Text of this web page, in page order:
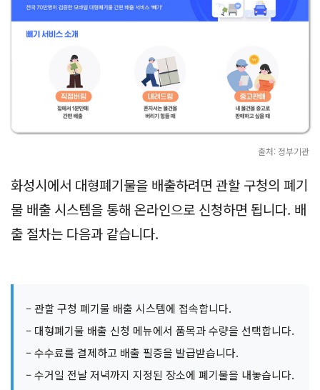
출처: 정부기관
화성시에서 대형폐기물을 배출하려면 관할 구청의 폐기
물 배출 시스템을 통해 온라인으로 신청하면 됩니다. 배
출 절차는 다음과 같습니다.
– 관할 구청 폐기물 배출 시스템에 접속합니다.
– 대형폐기물 배출 신청 메뉴에서 품목과 수량을 선택합니다.
– 수수료를 결제하고 배출 필증을 발급받습니다.
– 수거일 전날 저녁까지 지정된 장소에 폐기물을 내놓습니다.